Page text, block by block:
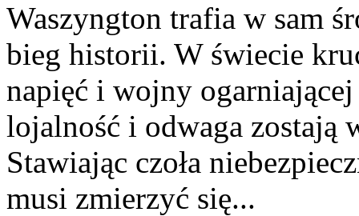
Waszyngton trafia w sam
bieg historii. W świecie
napięć i wojny
lojalność i odwaga zostają
Stawiając czoła
musi zmierzyć się...